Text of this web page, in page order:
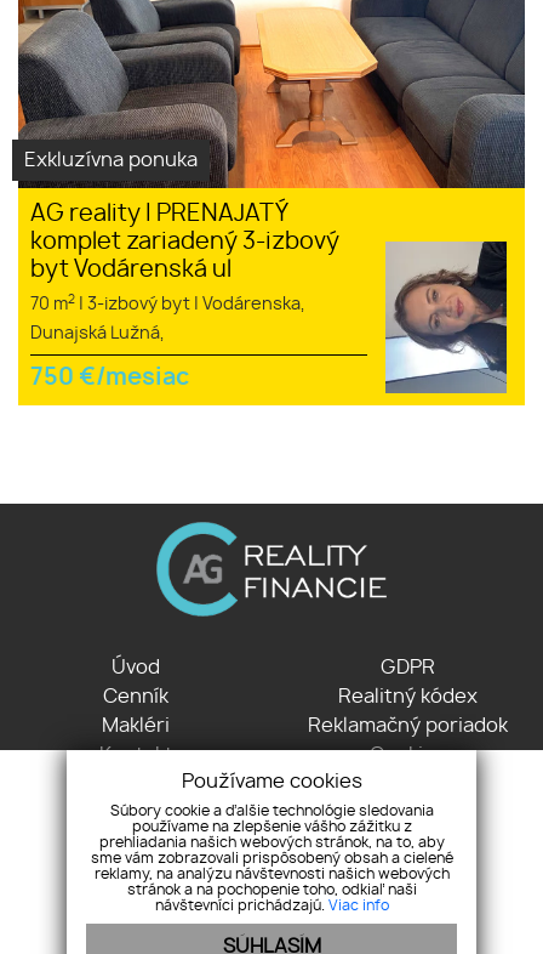
Exkluzívna ponuka
AG reality I PRENAJATÝ
komplet zariadený 3-izbový
byt Vodárenská ul
70 m2 3-izbový byt
Vodárenska,
Dunajská Lužná,
750 €/mesiac
Úvod
Cenník
Makléri
Kontakt
GDPR
Realitný kódex
Reklamačný poriadok
Cookies
Nové Košariská 2478 , 900 42 Dunajská Lužná
+421 903 772 763
info@agreality.sk
Používame cookies
Súbory cookie a ďalšie technológie sledovania
používame na zlepšenie vášho zážitku z
prehliadania našich webových stránok, na to, aby
sme vám zobrazovali prispôsobený obsah a cielené
reklamy, na analýzu návštevnosti našich webových
stránok a na pochopenie toho, odkiaľ naši
návštevníci prichádzajú. Viac info
SÚHLASÍM